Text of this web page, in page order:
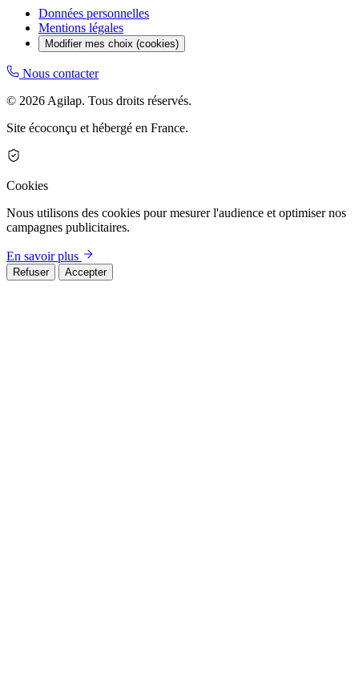
Données personnelles
Mentions légales
Modifier mes choix (cookies)
Nous contacter
© 2026 Agilap. Tous droits réservés.
Site écoconçu et hébergé en France.
Cookies
Nous utilisons des cookies pour mesurer l'audience et optimiser nos
campagnes publicitaires.
En savoir plus
Refuser Accepter